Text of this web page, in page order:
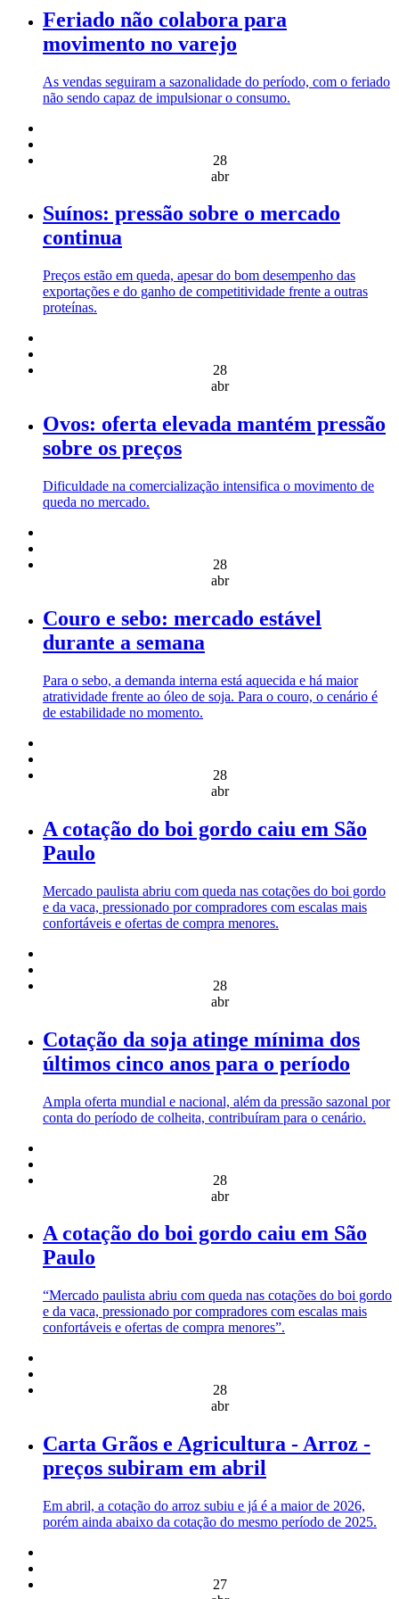
Feriado não colabora para
movimento no varejo
As vendas seguiram a sazonalidade do período, com o feriado
não sendo capaz de impulsionar o consumo.
28
abr
Suínos: pressão sobre o mercado
continua
Preços estão em queda, apesar do bom desempenho das
exportações e do ganho de competitividade frente a outras
proteínas.
28
abr
Ovos: oferta elevada mantém pressão
sobre os preços
Dificuldade na comercialização intensifica o movimento de
queda no mercado.
28
abr
Couro e sebo: mercado estável
durante a semana
Para o sebo, a demanda interna está aquecida e há maior
atratividade frente ao óleo de soja. Para o couro, o cenário é
de estabilidade no momento.
28
abr
A cotação do boi gordo caiu em São
Paulo
Mercado paulista abriu com queda nas cotações do boi gordo
e da vaca, pressionado por compradores com escalas mais
confortáveis e ofertas de compra menores.
28
abr
Cotação da soja atinge mínima dos
últimos cinco anos para o período
Ampla oferta mundial e nacional, além da pressão sazonal por
conta do período de colheita, contribuíram para o cenário.
28
abr
A cotação do boi gordo caiu em São
Paulo
“Mercado paulista abriu com queda nas cotações do boi gordo
e da vaca, pressionado por compradores com escalas mais
confortáveis e ofertas de compra menores”.
28
abr
Carta Grãos e Agricultura - Arroz -
preços subiram em abril
Em abril, a cotação do arroz subiu e já é a maior de 2026,
porém ainda abaixo da cotação do mesmo período de 2025.
27